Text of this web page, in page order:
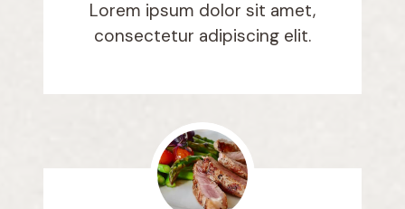
Lorem ipsum dolor sit amet,
consectetur adipiscing elit.